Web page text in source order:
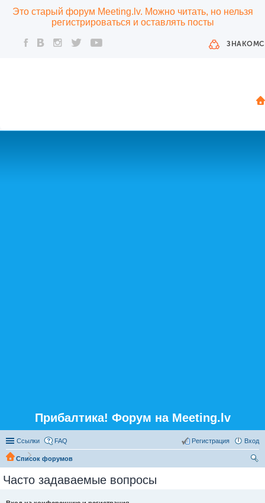
Это старый форум Meeting.lv. Можно читать, но нельзя
регистрироваться и оставлять посты
Прибалтика! Форум на Meeting.lv
Ссылки FAQ Вход
Регистрация
Список форумов
Часто задаваемые вопросы